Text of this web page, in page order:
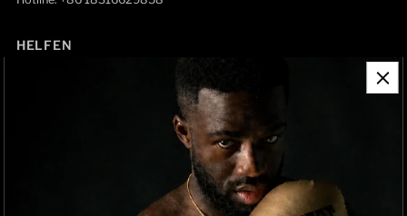
HELFEN